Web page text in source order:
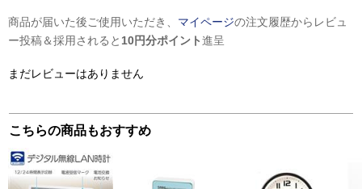
商品が届いた後ご使用いただき、 マイページの注文履歴からレビュ
ー投稿＆採用されると 10円分ポイント進呈
まだレビューはありません
こちらの商品もおすすめ